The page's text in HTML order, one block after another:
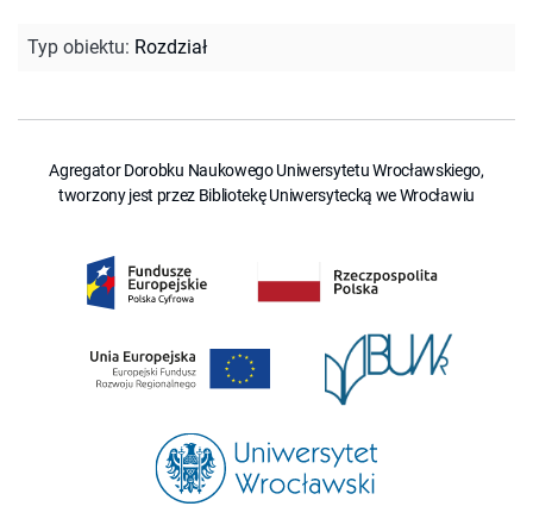
Typ obiektu: Rozdział
Agregator Dorobku Naukowego Uniwersytetu Wrocławskiego,
tworzony jest przez Bibliotekę Uniwersytecką we Wrocławiu